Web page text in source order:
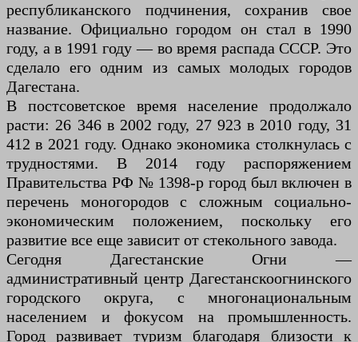
республиканского подчинения, сохранив свое
название. Официально городом он стал в 1990
году, а в 1991 году — во время распада СССР. Это
сделало его одним из самых молодых городов
Дагестана.
В постсоветское время население продолжало
расти: 26 346 в 2002 году, 27 923 в 2010 году, 31
412 в 2021 году. Однако экономика столкнулась с
трудностями. В 2014 году распоряжением
Правительства РФ № 1398-р город был включен в
перечень моногородов с сложным социально-
экономическим положением, поскольку его
развитие все еще зависит от стекольного завода.
Сегодня Дагестанские Огни —
административный центр Дагестанскоогнинского
городского округа, с многонациональным
населением и фокусом на промышленность.
Город развивает туризм благодаря близости к